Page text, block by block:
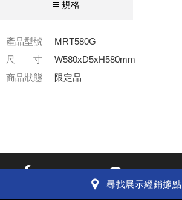
規格
產品型號
MRT580G
尺 寸
W580xD5xH580mm
商品狀態
限定品
尋找展示經銷據點